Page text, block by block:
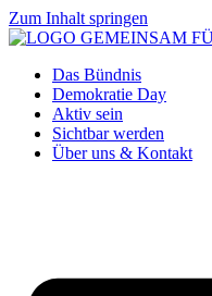
Zum Inhalt springen
Das Bündnis
Demokratie Day
Aktiv sein
Sichtbar werden
Über uns & Kontakt